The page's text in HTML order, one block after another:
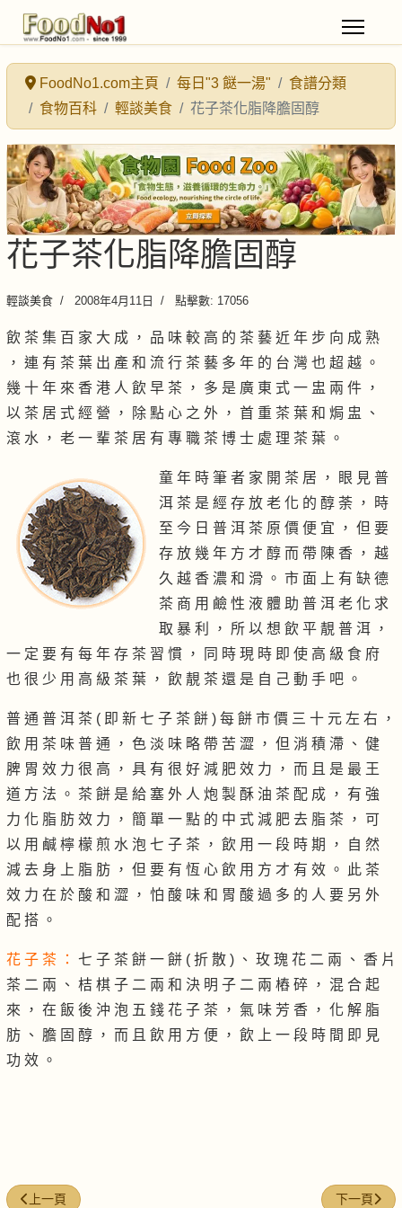
FoodNo1.com主頁 每日"3 餸一湯"
食譜分類
食物百科
輕談美食 花子茶化脂降膽固醇
花子茶化脂降膽固醇
輕談美食 2008年4月11日 點擊數: 17056
飲 茶 集 百 家 大 成 ， 品 味 較 高 的 茶 藝 近 年 步 向 成 熟
， 連 有 茶 葉 出 產 和 流 行 茶 藝 多 年 的 台 灣 也 超 越 。
幾 十 年 來 香 港 人 飲 早 茶 ， 多 是 廣 東 式 一 盅 兩 件 ，
以 茶 居 式 經 營 ， 除 點 心 之 外 ， 首 重 茶 葉 和 焗 盅 、
滾 水 ， 老 一 輩 茶 居 有 專 職 茶 博 士 處 理 茶 葉 。
童 年 時 筆 者 家 開 茶 居 ， 眼 見 普
洱 茶 是 經 存 放 老 化 的 醇 荼 ， 時
至 今 日 普 洱 茶 原 價 便 宜 ， 但 要
存 放 幾 年 方 才 醇 而 帶 陳 香 ， 越
久 越 香 濃 和 滑 。 市 面 上 有 缺 德
茶 商 用 鹼 性 液 體 助 普 洱 老 化 求
取 暴 利 ， 所 以 想 飲 平 靚 普 洱 ，
一 定 要 有 每 年 存 茶 習 慣 ， 同 時 現 時 即 使 高 級 食 府
也 很 少 用 高 級 茶 葉 ， 飲 靚 茶 還 是 自 己 動 手 吧 。
普 通 普 洱 茶 ( 即 新 七 子 茶 餅 ) 每 餅 市 價 三 十 元 左 右 ，
飲 用 茶 味 普 通 ， 色 淡 味 略 帶 苦 澀 ， 但 消 積 滯 、 健
脾 胃 效 力 很 高 ， 具 有 很 好 減 肥 效 力 ， 而 且 是 最 王
道 方 法 。 茶 餅 是 給 塞 外 人 炮 製 酥 油 茶 配 成 ， 有 強
力 化 脂 肪 效 力 ， 簡 單 一 點 的 中 式 減 肥 去 脂 茶 ， 可
以 用 鹹 檸 檬 煎 水 泡 七 子 茶 ， 飲 用 一 段 時 期 ， 自 然
減 去 身 上 脂 肪 ， 但 要 有 恆 心 飲 用 方 才 有 效 。 此 茶
效 力 在 於 酸 和 澀 ， 怕 酸 味 和 胃 酸 過 多 的 人 要 另 外
配 搭 。
花 子 茶 ： 七 子 茶 餅 一 餅 ( 折 散 ) 、 玫 瑰 花 二 兩 、 香 片
茶 二 兩 、 桔 棋 子 二 兩 和 決 明 子 二 兩 樁 碎 ， 混 合 起
來 ， 在 飯 後 沖 泡 五 錢 花 子 茶 ， 氣 味 芳 香 ， 化 解 脂
肪 、 膽 固 醇 ， 而 且 飲 用 方 便 ， 飲 上 一 段 時 間 即 見
功 效 。
上一篇文章: 降脂醒神雲梅茶
上一頁 下一篇文章
下一頁